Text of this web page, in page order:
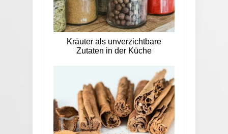
Kräuter als unverzichtbare
Zutaten in der Küche